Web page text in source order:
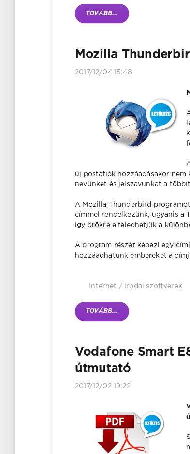
TOVÁBB...
Mozilla
2017/12/04 15:48
új postafiók hozzáadásakor nem
nevünket és jelszavunkat a
A Mozilla Thunderbird
címmel rendelkezünk, ugyanis a
így örökre elfeledhetjük a
A program részét képezi egy
hozzáadhatunk embereket a
Internet / Irodai szoftverek
TOVÁBB...
Vodafone Smart
útmutató
2017/12/02 19:22